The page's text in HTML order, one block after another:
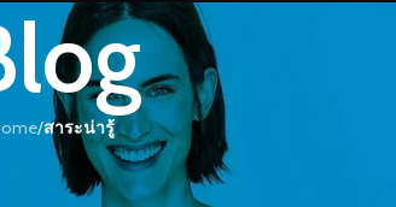
/สาระน่ารู้
อมอย่างเดียว